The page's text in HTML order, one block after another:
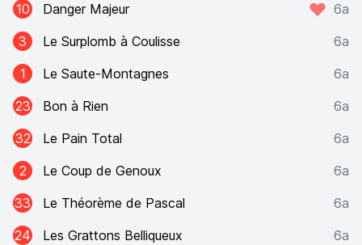
10
Danger Majeur
6a
3
Le Surplomb à Coulisse
6a
1
Le Saute-Montagnes
6a
23
Bon à Rien
6a
32
Le Pain Total
6a
2
Le Coup de Genoux
6a
33
Le Théorème de Pascal
6a
24
Les Grattons Belliqueux
6a